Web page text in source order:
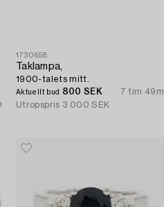
1730658
Taklampa,
1900-talets mitt.
Aktuellt bud 800 SEK
7 tim 49m
Utropspris 3 000 SEK